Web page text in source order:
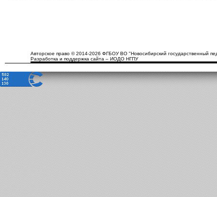
Авторское право © 2014-2026 ФГБОУ ВО "Новосибирский государственный
Разработка и поддержка сайта – ИОДО НГПУ